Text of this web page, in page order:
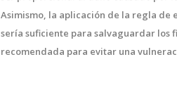
Asimismo, la aplicación de la regla de
sería suficiente para salvaguardar los
recomendada para evitar una